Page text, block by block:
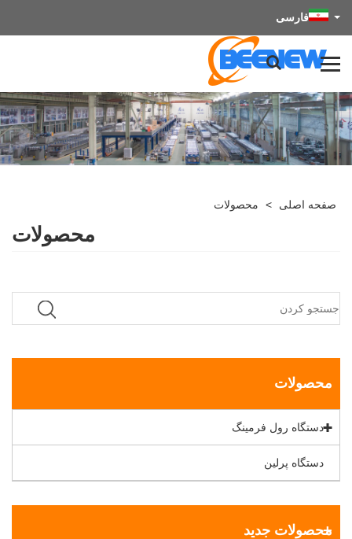
فارسی
صفحه اصلی > محصولات
محصولات
محصولات
دستگاه رول فرمینگ
دستگاه پرلین
محصولات جدید